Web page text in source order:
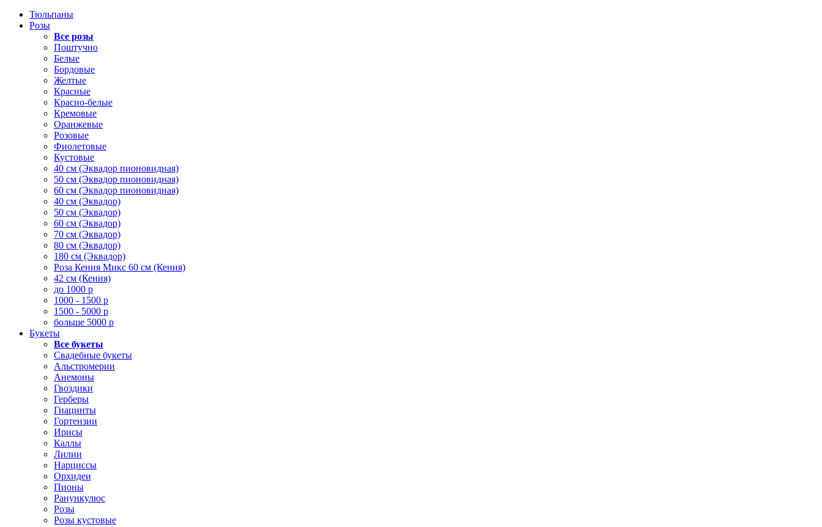
Тюльпаны
Розы
Все розы
Поштучно
Белые
Бордовые
Желтые
Красные
Красно-белые
Кремовые
Оранжевые
Розовые
Фиолетовые
Кустовые
40 см (Эквадор пионовидная)
50 см (Эквадор пионовидная)
60 см (Эквадор пионовидная)
40 см (Эквадор)
50 см (Эквадор)
60 см (Эквадор)
70 см (Эквадор)
80 см (Эквадор)
180 см (Эквадор)
Роза Кения Микс 60 см (Кения)
42 см (Кения)
до 1000 р
1000 - 1500 р
1500 - 5000 р
больше 5000 р
Букеты
Все букеты
Свадебные букеты
Альстромерии
Анемоны
Гвоздики
Герберы
Гиацинты
Гортензии
Ирисы
Каллы
Лилии
Нарциссы
Орхидеи
Пионы
Ранункулюс
Розы
Розы кустовые